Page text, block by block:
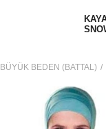
BÜYÜK BEDEN (BATTAL)